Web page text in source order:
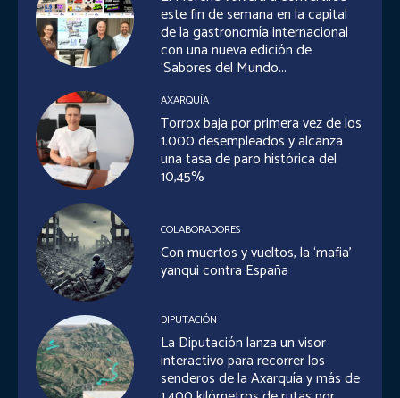
este fin de semana en la capital
de la gastronomía internacional
con una nueva edición de
‘Sabores del Mundo...
AXARQUÍA
Torrox baja por primera vez de los
1.000 desempleados y alcanza
una tasa de paro histórica del
10,45%
COLABORADORES
Con muertos y vueltos, la ‘mafia’
yanqui contra España
DIPUTACIÓN
La Diputación lanza un visor
interactivo para recorrer los
senderos de la Axarquía y más de